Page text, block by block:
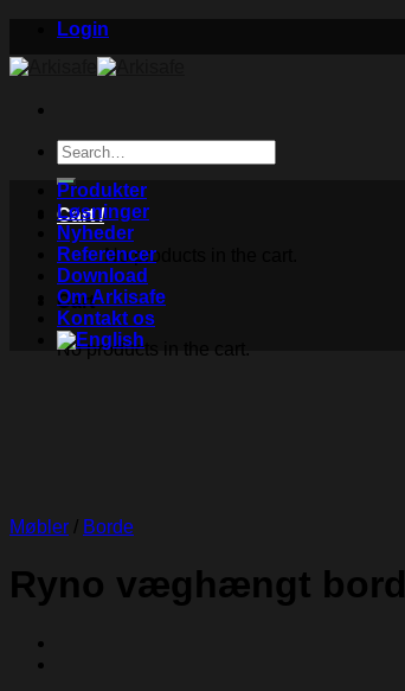
content
Login
Search
for:
Cart /
No products in the cart.
Cart
No products in the cart.
Produkter
Løsninger
Nyheder
Referencer
Download
Om Arkisafe
Kontakt os
Møbler / Borde
Ryno væghængt bord